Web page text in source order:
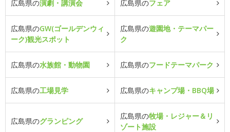
広島県の演劇・講演会 広島県のフェア
広島県のGW(ゴールデンウィ
ーク)観光スポット
広島県の遊園地・テーマパー
ク
広島県の水族館・動物園 広島県のフードテーマパーク
広島県の工場見学 広島県のキャンプ場・BBQ場
広島県のグランピング
広島県の牧場・レジャー＆リ
ゾート施設